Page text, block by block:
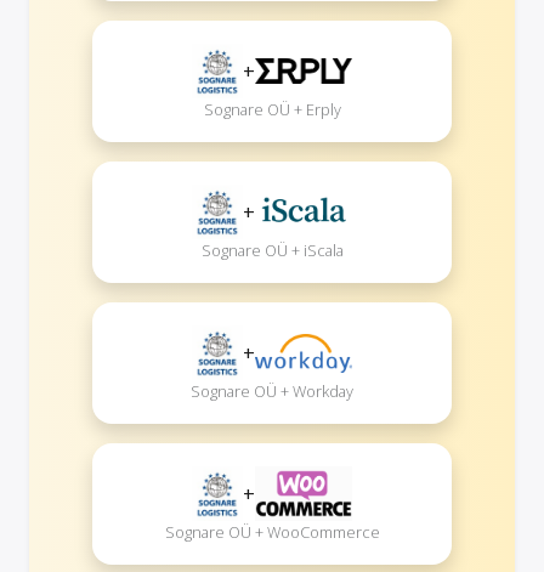
+
Sognare OÜ + Erply
+
Sognare OÜ + iScala
+
Sognare OÜ + Workday
+
Sognare OÜ + WooCommerce